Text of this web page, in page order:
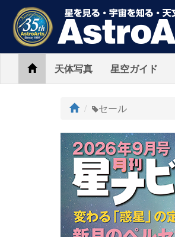
Home天体写真 星空ガイド
ト
プ
セール